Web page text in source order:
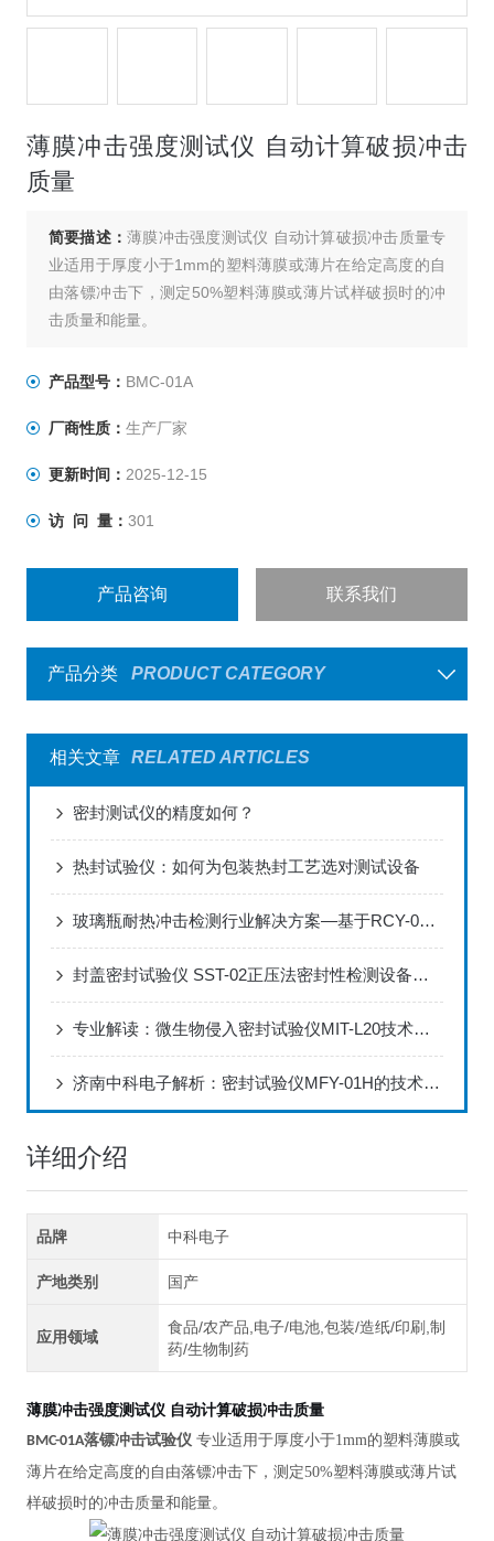
薄膜冲击强度测试仪 自动计算破损冲击
质量
简要描述：薄膜冲击强度测试仪 自动计算破损冲击质量专
业适用于厚度小于1mm的塑料薄膜或薄片在给定高度的自
由落镖冲击下，测定50%塑料薄膜或薄片试样破损时的冲
击质量和能量。
产品型号： BMC-01A
厂商性质： 生产厂家
更新时间： 2025-12-15
访 问 量： 301
产品咨询 联系我们
产品分类 PRODUCT CATEGORY
相关文章 RELATED ARTICLES
密封测试仪的精度如何？
热封试验仪：如何为包装热封工艺选对测试设备
玻璃瓶耐热冲击检测行业解决方案—基于RCY-03试验仪的全场景应用实践
封盖密封试验仪 SST-02正压法密封性检测设备应用说明
专业解读：微生物侵入密封试验仪MIT-L20技术优势与应用解析
济南中科电子解析：密封试验仪MFY-01H的技术特性与应用优势
详细介绍
品牌 中科电子
产地类别 国产
应用领域
食品/农产品,电子/电池,包装/造纸/印刷,制
药/生物制药
薄膜冲击强度测试仪 自动计算破损冲击质量
BMC-01A落镖冲击试验仪 专业适用于厚度小于1mm的塑料薄膜或
薄片在给定高度的自由落镖冲击下，测定50%塑料薄膜或薄片试
样破损时的冲击质量和能量。